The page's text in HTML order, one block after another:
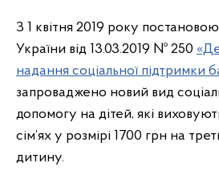
З 1 квітня 2019 року
України від 13.03.2019 № 250
надання соціальної підтримки
запроваджено новий вид
допомогу на дітей, які
сім’ях у розмірі 1700 грн на
дитину.